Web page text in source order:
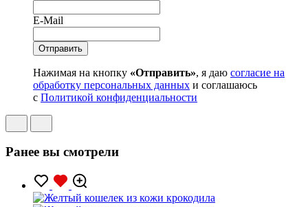
E-Mail
Нажимая на кнопку «Отправить», я даю согласие на
обработку персональных данных и соглашаюсь
с Политикой конфиденциальности
Ранее вы смотрели